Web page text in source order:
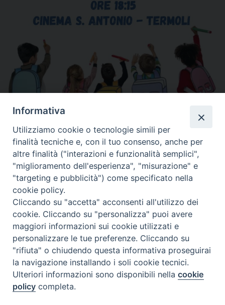
condividi su
F
a
c
e
o
o
k
P
i
n
t
r
e
s
L
i
n
k
d
I
n
X
T
h
r
e
d
W
h
a
t
A
p
p
e
l
e
r
a
m
In farmacia per i bambini,
raccolta di farmaci per
l’infanzia dal 15 al 22
novembre
Pagine di speranza. Il 23
novembre incontro in
biblioteca con Carlo Roberto,
frate minore e formatore
Informativa
Utilizziamo cookie o tecnologie simili per
finalità tecniche e, con il tuo consenso, anche per
altre finalità ("interazioni e funzionalità semplici",
"miglioramento dell'esperienza", "misurazione" e
"targeting e pubblicità") come specificato nella
cookie policy.
Cliccando su "accetta" acconsenti all'utilizzo dei
cookie. Cliccando su "personalizza" puoi avere
maggiori informazioni sui cookie utilizzati e
personalizzare le tue preferenze. Cliccando su
"rifiuta" o chiudendo questa informativa proseguirai
la navigazione installando i soli cookie tecnici.
Ulteriori informazioni sono disponibili nellacookie
policy completa.